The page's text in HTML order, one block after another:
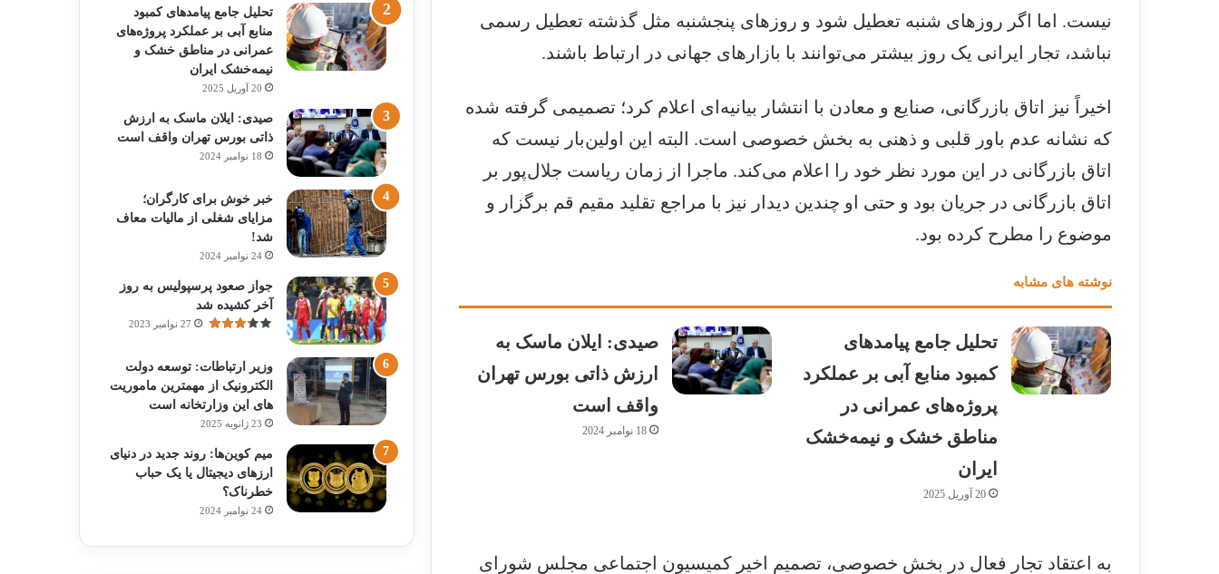
نیست. اما اگر روزهای شنبه تعطیل شود و روزهای پنجشنبه مثل گذشته تعطیل رسمی
نباشد، تجار ایرانی یک روز بیشتر می‌توانند با بازارهای جهانی در ارتباط باشند.
اخیراً نیز اتاق بازرگانی، صنایع و معادن با انتشار بیانیه‌ای اعلام کرد؛ تصمیمی گرفته شده
که نشانه عدم باور قلبی و ذهنی به بخش خصوصی است. البته این اولین‌بار نیست که
اتاق بازرگانی در این مورد نظر خود را اعلام می‌کند. ماجرا از زمان ریاست جلال‌پور بر
اتاق بازرگانی در جریان بود و حتی او چندین دیدار نیز با مراجع تقلید مقیم قم برگزار و
موضوع را مطرح کرده بود.
نوشته های مشابه
تحلیل جامع پیامدهای
کمبود منابع آبی بر عملکرد
پروژه‌های عمرانی در
مناطق خشک و نیمه‌خشک
ایران
20 آوریل 2025
صیدی: ایلان ماسک به
ارزش ذاتی بورس تهران
واقف است
18 نوامبر 2024
به اعتقاد تجار فعال در بخش خصوصی، تصمیم اخیر کمیسیون اجتماعی مجلس شورای
تحلیل جامع پیامدهای کمبود
منابع آبی بر عملکرد پروژه‌های
عمرانی در مناطق خشک و
نیمه‌خشک ایران
20 آوریل 2025
صیدی: ایلان ماسک به ارزش
ذاتی بورس تهران واقف است
18 نوامبر 2024
خبر خوش برای کارگران؛
مزایای شغلی از مالیات معاف
شد!
24 نوامبر 2024
جواز صعود پرسپولیس به روز
آخر کشیده شد
27 نوامبر 2023
وزیر ارتباطات: توسعه دولت
الکترونیک از مهمترین ماموریت
های این وزارتخانه است
23 ژانویه 2025
میم کوین‌ها: روند جدید در دنیای
ارزهای دیجیتال یا یک حباب
خطرناک؟
24 نوامبر 2024